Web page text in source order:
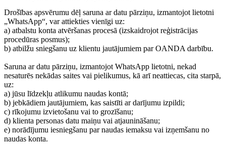
Drošības apsvērumu dēļ saruna ar datu pārziņu, izmantojot lietotni
„WhatsApp“, var attiekties vienīgi uz:
a) atbalstu konta atvēršanas procesā (izskaidrojot reģistrācijas
procedūras posmus);
b) atbilžu sniegšanu uz klientu jautājumiem par OANDA darbību.
Saruna ar datu pārziņu, izmantojot WhatsApp lietotni, nekad
nesaturēs nekādas saites vai pielikumus, kā arī neattiecas, cita starpā,
uz:
a) jūsu līdzekļu atlikumu naudas kontā;
b) jebkādiem jautājumiem, kas saistīti ar darījumu izpildi;
c) rīkojumu izvietošanu vai to grozīšanu;
d) klienta personas datu maiņu vai atjaunināšanu;
e) norādījumu iesniegšanu par naudas iemaksu vai izņemšanu no
naudas konta.